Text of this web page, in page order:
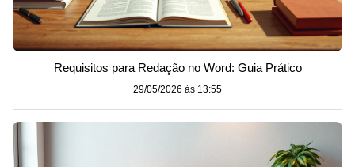
Requisitos para Redação no Word: Guia Prático
29/05/2026 às 13:55